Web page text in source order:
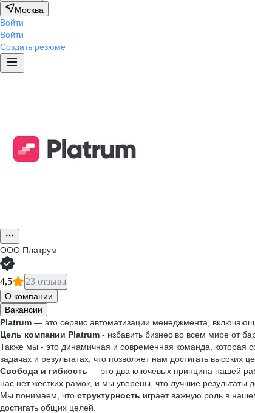
Москва
Войти
Войти
Создать резюме
ООО Платрум
4,5 23 отзыва
О компании
Вакансии
Platrum — это сервис автоматизации менеджмента,
Цель компании Platrum - избавить бизнес во всем мире от
Также мы - это динамичная и современная команда, которая
задачах и результатах, что позволяет нам достигать высоких
Свобода и гибкость — это два ключевых принципа нашей
нас нет жестких рамок, и мы уверены, что лучшие результаты
Мы понимаем, что структурность играет важную роль в
достигать общих целей.